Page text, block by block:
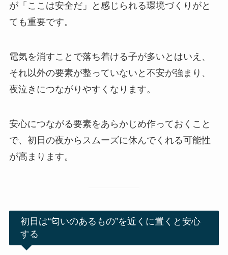
が「ここは安全だ」と感じられる環境づくりがと
ても重要です。
電気を消すことで落ち着ける子が多いとはいえ、
それ以外の要素が整っていないと不安が強まり、
夜泣きにつながりやすくなります。
安心につながる要素をあらかじめ作っておくこと
で、初日の夜からスムーズに休んでくれる可能性
が高まります。
初日は“匂いのあるもの”を近くに置くと安心
する